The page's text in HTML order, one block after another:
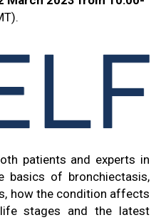
patients and experts in
of bronchiectasis,
how the condition affects
stages and the latest